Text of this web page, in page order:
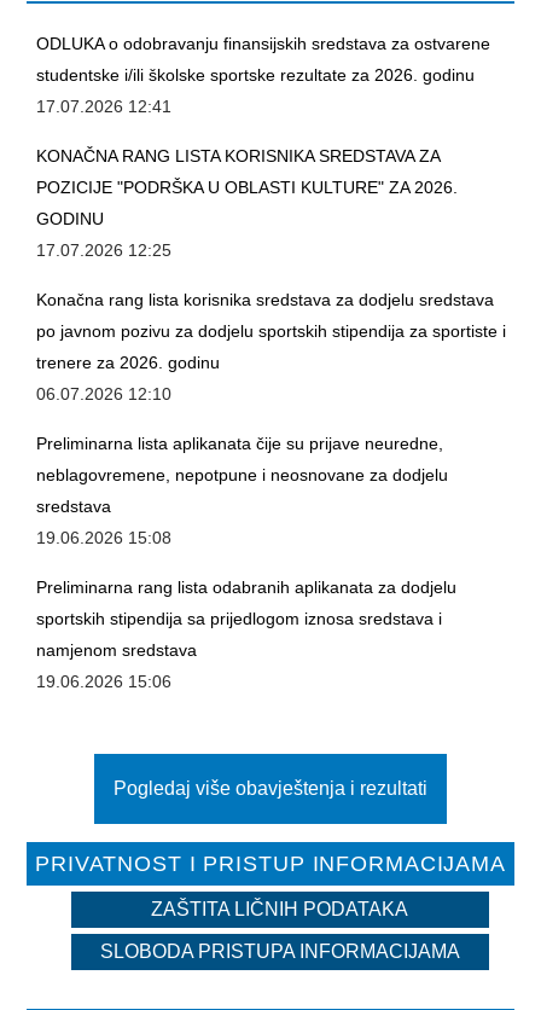
ODLUKA o odobravanju finansijskih sredstava za ostvarene
studentske i/ili školske sportske rezultate za 2026. godinu
17.07.2026 12:41
KONAČNA RANG LISTA KORISNIKA SREDSTAVA ZA
POZICIJE "PODRŠKA U OBLASTI KULTURE" ZA 2026.
GODINU
17.07.2026 12:25
Konačna rang lista korisnika sredstava za dodjelu sredstava
po javnom pozivu za dodjelu sportskih stipendija za sportiste i
trenere za 2026. godinu
06.07.2026 12:10
Preliminarna lista aplikanata čije su prijave neuredne,
neblagovremene, nepotpune i neosnovane za dodjelu
sredstava
19.06.2026 15:08
Preliminarna rang lista odabranih aplikanata za dodjelu
sportskih stipendija sa prijedlogom iznosa sredstava i
namjenom sredstava
19.06.2026 15:06
Pogledaj više obavještenja i rezultati
PRIVATNOST I PRISTUP INFORMACIJAMA
ZAŠTITA LIČNIH PODATAKA
SLOBODA PRISTUPA INFORMACIJAMA